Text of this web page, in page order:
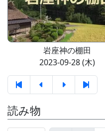
岩座神の棚田
2023-09-28 (木)
読み物